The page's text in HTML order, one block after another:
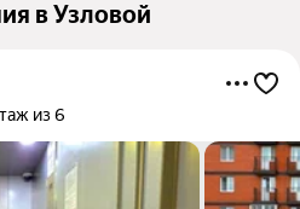
в Узловой
из 6